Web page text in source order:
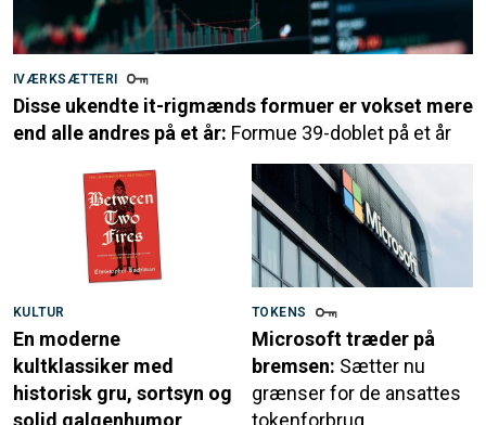
IVÆRKSÆTTERI
Disse ukendte it-rigmænds formuer er vokset mere
end alle andres på et år: Formue 39-doblet på et år
KULTUR
En moderne
kultklassiker med
historisk gru, sortsyn og
TOKENS
Microsoft træder på
bremsen: Sætter nu
grænser for de ansattes